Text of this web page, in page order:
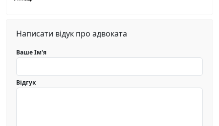
Написати відук про адвоката
Ваше Ім'я
Відгук